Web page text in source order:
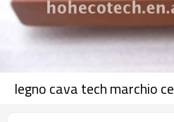
legno cava tech marchio ce